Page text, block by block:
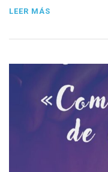
LEER MÁS